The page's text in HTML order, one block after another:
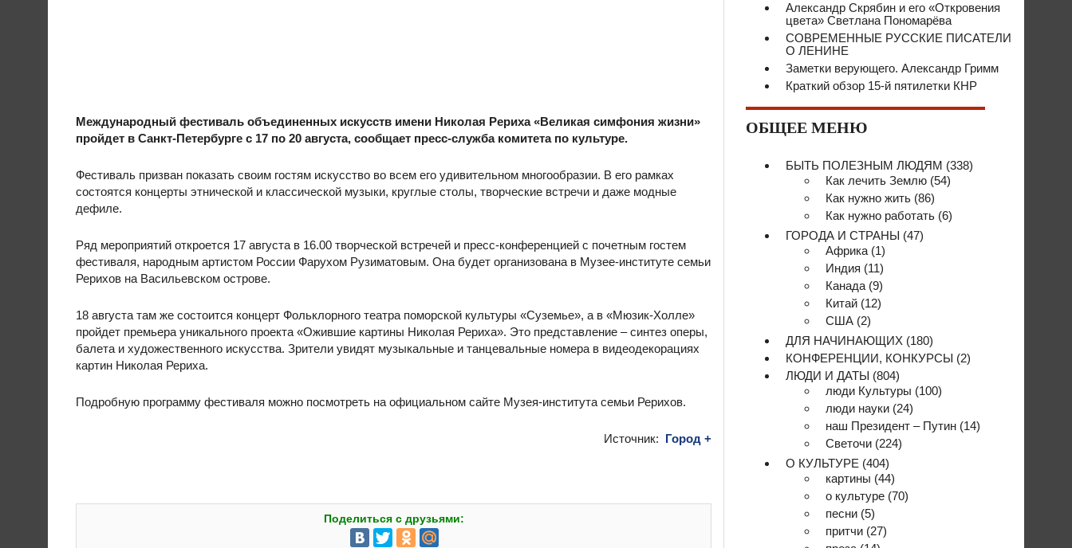
Международный фестиваль объединенных искусств имени Николая Рериха «Великая симфония жизни»
пройдет в Санкт-Петербурге с 17 по 20 августа, сообщает пресс-служба комитета по культуре.
Фестиваль призван показать своим гостям искусство во всем его удивительном многообразии. В его рамках
состоятся концерты этнической и классической музыки, круглые столы, творческие встречи и даже модные
дефиле.
Ряд мероприятий откроется 17 августа в 16.00 творческой встречей и пресс-конференцией с почетным гостем
фестиваля, народным артистом России Фарухом Рузиматовым. Она будет организована в Музее-институте семьи
Рерихов на Васильевском острове.
18 августа там же состоится концерт Фольклорного театра поморской культуры «Суземье», а в «Мюзик-Холле»
пройдет премьера уникального проекта «Ожившие картины Николая Рериха». Это представление – синтез оперы,
балета и художественного искусства. Зрители увидят музыкальные и танцевальные номера в видеодекорациях
картин Николая Рериха.
Подробную программу фестиваля можно посмотреть на официальном сайте Музея-института семьи Рерихов.
Источник: Город +
Поделиться с друзьями:
Александр Скрябин и его «Откровения
цвета» Светлана Пономарёва
СОВРЕМЕННЫЕ РУССКИЕ ПИСАТЕЛИ
О ЛЕНИНЕ
Заметки верующего. Александр Гримм
Краткий обзор 15-й пятилетки КНР
ОБЩЕЕ МЕНЮ
БЫТЬ ПОЛЕЗНЫМ ЛЮДЯМ (338)
Как лечить Землю (54)
Как нужно жить (86)
Как нужно работать (6)
ГОРОДА И СТРАНЫ (47)
Африка (1)
Индия (11)
Канада (9)
Китай (12)
США (2)
ДЛЯ НАЧИНАЮЩИХ (180)
КОНФЕРЕНЦИИ, КОНКУРСЫ (2)
ЛЮДИ И ДАТЫ (804)
люди Культуры (100)
люди науки (24)
наш Президент – Путин (14)
Светочи (224)
О КУЛЬТУРЕ (404)
картины (44)
о культуре (70)
песни (5)
притчи (27)